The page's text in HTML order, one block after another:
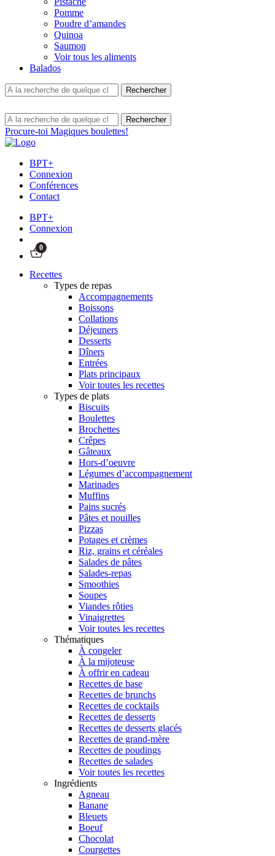
Pomme
Poudre d’amandes
Quinoa
Saumon
Voir tous les aliments
Balados
Procure-toi Magiques boulettes!
BPT+
Connexion
Conférences
Contact
BPT+
Connexion
0
Recettes
Types de repas
Accompagnements
Boissons
Collations
Déjeuners
Desserts
Dîners
Entrées
Plats principaux
Voir toutes les recettes
Types de plats
Biscuits
Boulettes
Brochettes
Crêpes
Gâteaux
Hors-d’oeuvre
Légumes d’accompagnement
Marinades
Muffins
Pains sucrés
Pâtes et nouilles
Pizzas
Potages et crèmes
Riz, grains et céréales
Salades de pâtes
Salades-repas
Smoothies
Soupes
Viandes rôties
Vinaigrettes
Voir toutes les recettes
Thématiques
À congeler
À la mijoteuse
À offrir en cadeau
Recettes de base
Recettes de brunchs
Recettes de cocktails
Recettes de desserts
Recettes de desserts glacés
Recettes de grand-mère
Recettes de poudings
Recettes de salades
Voir toutes les recettes
Ingrédients
Agneau
Banane
Bleuets
Boeuf
Chocolat
Courgettes